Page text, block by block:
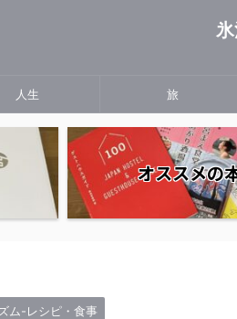
人生 旅
オススメの
ム-レシピ・食事